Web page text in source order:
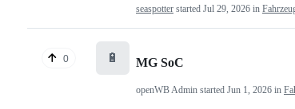
seaspotter started Jul 29, 2026 in
0 🔋 MG SoC
openWB Admin started Jun 1, 2026 in